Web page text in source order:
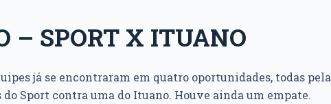
– SPORT X ITUANO
já se encontraram em quatro oportunidades, todas pela
do Sport contra uma do Ituano. Houve ainda um empate.